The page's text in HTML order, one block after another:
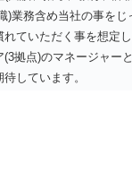
)業務含め当社の事をじ
ていただく事を想定し
拠点)のマネージャー
しています。